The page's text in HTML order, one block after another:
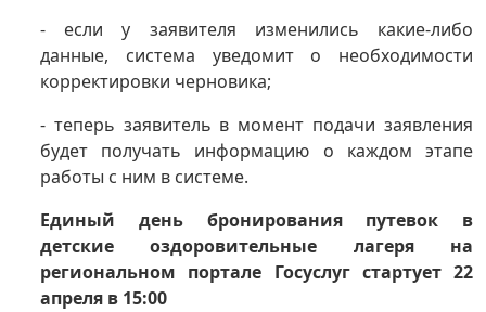
- если у заявителя изменились какие-либо
данные, система уведомит о необходимости
корректировки черновика;
- теперь заявитель в момент подачи заявления
будет получать информацию о каждом этапе
работы с ним в системе.
Единый день бронирования путевок в
детские оздоровительные лагеря на
региональном портале Госуслуг стартует 22
апреля в 15:00